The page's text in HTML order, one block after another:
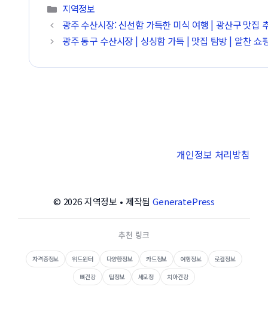
카테고리
지역정보
광주 수산시장: 신선함 가득한 미식 여행 | 광산구 맛집
광주 동구 수산시장 | 싱싱함 가득 | 맛집 탐방 | 알찬 쇼
개인정보 처리방침
© 2026 지역정보 • 제작됨GeneratePress
추천 링크
자격증정보 위드윈터 다양한정보 카드정보 여행정보
로컬정보
뼈건강
팁정보 세모정 치아건강